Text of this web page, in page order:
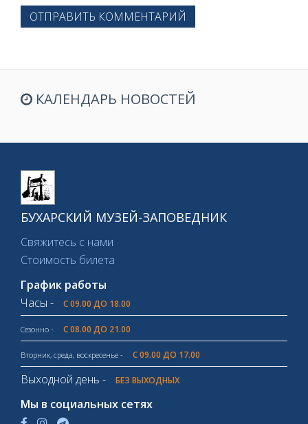
ОТПРАВИТЬ КОММЕНТАРИЙ
КАЛЕНДАРЬ НОВОСТЕЙ
БУХАРСКИЙ МУЗЕЙ-ЗАПОВЕДНИК
Свяжитесь с нами
Стоимость билета
График работы
Часы -
С 09.00 ДО 18.00
Сезонно - С 08.00 ДО 21.00
Вторник, среда, воскресенье - С 09.00 ДО 17.00
Выходной день - БЕЗ ВЫХОДНЫХ
Мы в социальных сетях